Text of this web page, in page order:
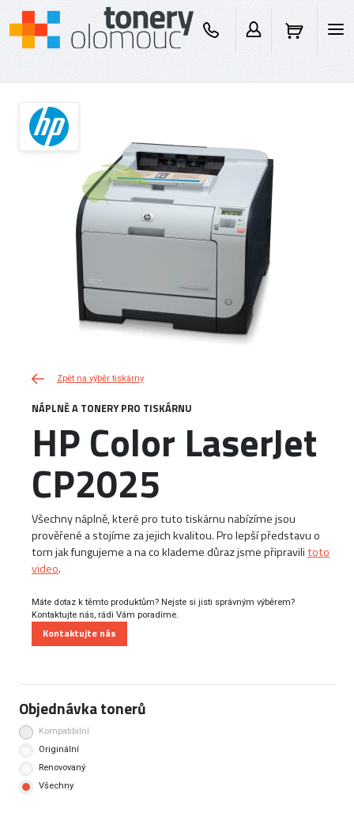
Zpět na výběr tiskárny
NÁPLNĚ A TONERY PRO TISKÁRNU
HP Color LaserJet
CP2025
Všechny náplně, které pro tuto tiskárnu nabízíme jsou
prověřené a stojíme za jejich kvalitou. Pro lepší představu o
tom jak fungujeme a na co klademe důraz jsme připravilitoto
video.
Máte dotaz k těmto produktům? Nejste si jisti správným výběrem?
Kontaktujte nás, rádi Vám poradíme.
Kontaktujte nás
Objednávka tonerů
Kompatibilní
Originální
Renovovaný
Všechny